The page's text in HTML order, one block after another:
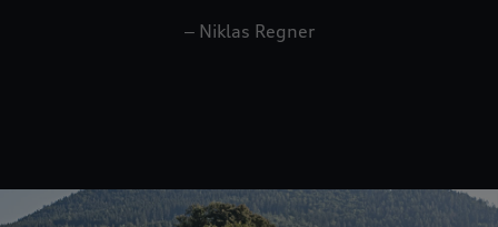
‒ Niklas Regner